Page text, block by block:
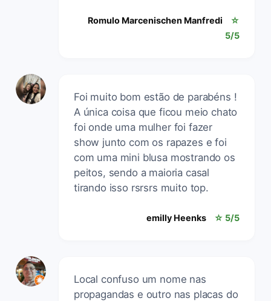
Romulo Marcenischen Manfredi
☆
5/5
Foi muito bom estão de parabéns !
A única coisa que ficou meio chato
foi onde uma mulher foi fazer
show junto com os rapazes e foi
com uma mini blusa mostrando os
peitos, sendo a maioria casal
tirando isso rsrsrs muito top.
emilly Heenks ☆ 5/5
Local confuso um nome nas
propagandas e outro nas placas do